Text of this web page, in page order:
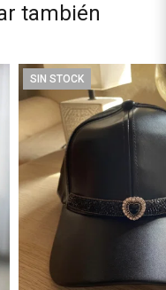
también
SIN STOCK